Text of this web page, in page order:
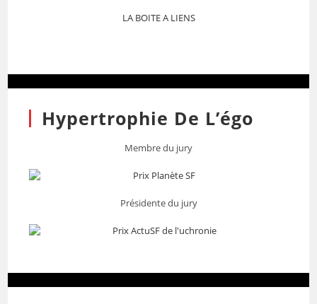
LA BOITE A LIENS
Hypertrophie De L’égo
Membre du jury
Présidente du jury